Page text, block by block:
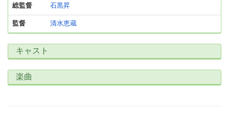
総監督 石黒昇
監督 清水恵蔵
キャスト
楽曲